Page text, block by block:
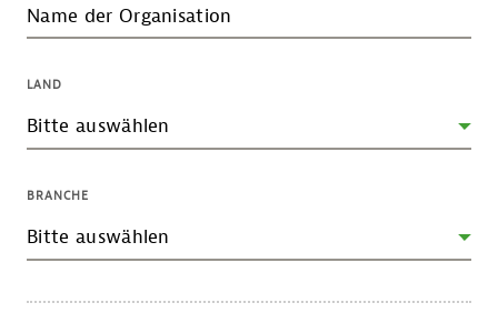
Name der Organisation
LAND
BRANCHE